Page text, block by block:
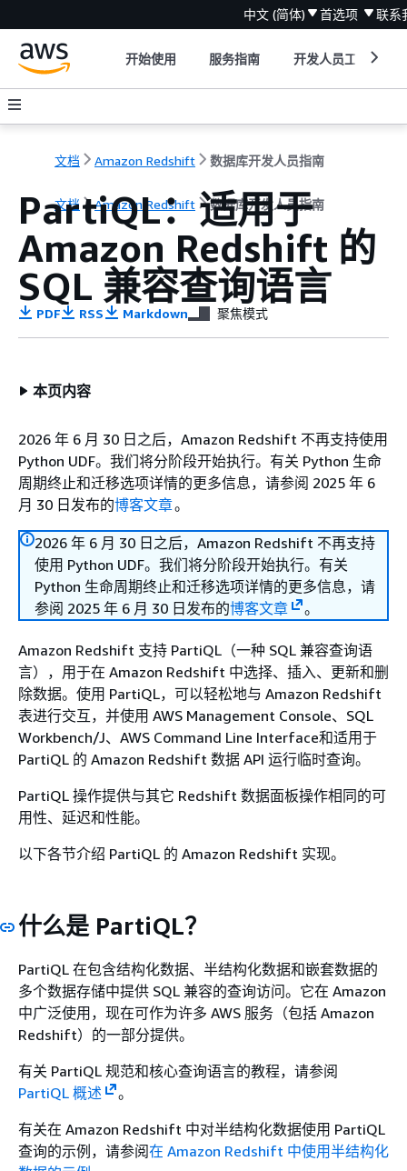
中文 (简体) 首选项 联系
开始使用 服务指南 开发人员工具
文档 Amazon Redshift 数据库开发人员指南
文档 Amazon Redshift 数据库开发人员指南
PartiQL：适用于
Amazon Redshift 的
SQL 兼容查询语言
PDF RSS Markdown 聚焦模式
本页内容
2026 年 6 月 30 日之后，Amazon Redshift 不再支持使用
Python UDF。我们将分阶段开始执行。有关 Python 生命
周期终止和迁移选项详情的更多信息，请参阅 2025 年 6
月 30 日发布的博客文章。
2026 年 6 月 30 日之后，Amazon Redshift 不再支持
使用 Python UDF。我们将分阶段开始执行。有关
Python 生命周期终止和迁移选项详情的更多信息，请
参阅 2025 年 6 月 30 日发布的博客文章 。
Amazon Redshift 支持 PartiQL（一种 SQL 兼容查询语
言），用于在 Amazon Redshift 中选择、插入、更新和删
除数据。使用 PartiQL，可以轻松地与 Amazon Redshift
表进行交互，并使用 AWS Management Console、SQL
Workbench/J、AWS Command Line Interface和适用于
PartiQL 的 Amazon Redshift 数据 API 运行临时查询。
PartiQL 操作提供与其它 Redshift 数据面板操作相同的可
用性、延迟和性能。
以下各节介绍 PartiQL 的 Amazon Redshift 实现。
什么是 PartiQL？
PartiQL 在包含结构化数据、半结构化数据和嵌套数据的
多个数据存储中提供 SQL 兼容的查询访问。它在 Amazon
中广泛使用，现在可作为许多 AWS 服务（包括 Amazon
Redshift）的一部分提供。
有关 PartiQL 规范和核心查询语言的教程，请参阅
PartiQL 概述
。
有关在 Amazon Redshift 中对半结构化数据使用 PartiQL
查询的示例，请参阅在 Amazon Redshift 中使用半结构化